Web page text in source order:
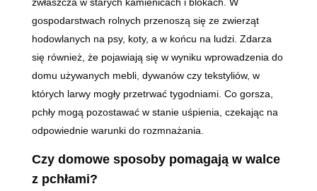
gospodarstwach rolnych przenoszą się ze zwierząt
hodowlanych na psy, koty, a w końcu na ludzi. Zdarza
się również, że pojawiają się w wyniku wprowadzenia do
domu używanych mebli, dywanów czy tekstyliów, w
których larwy mogły przetrwać tygodniami. Co gorsza,
pchły mogą pozostawać w stanie uśpienia, czekając na
odpowiednie warunki do rozmnażania.
Czy domowe sposoby pomagają w walce
z pchłami?